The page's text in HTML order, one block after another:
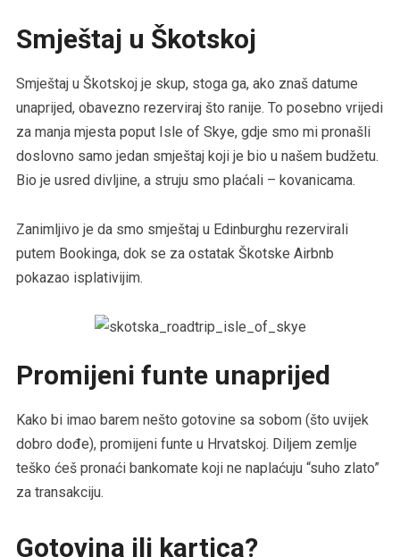
Smještaj u Škotskoj
Smještaj u Škotskoj je skup, stoga ga, ako znaš datume
unaprijed, obavezno rezerviraj što ranije. To posebno vrijedi
za manja mjesta poput Isle of Skye, gdje smo mi pronašli
doslovno samo jedan smještaj koji je bio u našem budžetu.
Bio je usred divljine, a struju smo plaćali – kovanicama.
Zanimljivo je da smo smještaj u Edinburghu rezervirali
putem Bookinga, dok se za ostatak Škotske Airbnb
pokazao isplativijim.
Promijeni funte unaprijed
Kako bi imao barem nešto gotovine sa sobom (što uvijek
dobro dođe), promijeni funte u Hrvatskoj. Diljem zemlje
teško ćeš pronaći bankomate koji ne naplaćuju “suho zlato”
za transakciju.
Gotovina ili kartica?